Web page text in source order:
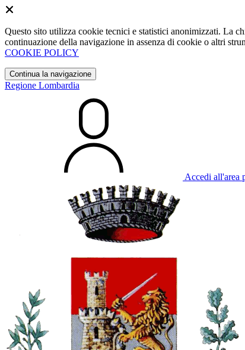
Questo sito utilizza cookie tecnici e statistici anonimizzati. La
continuazione della navigazione in assenza di cookie o altri
COOKIE POLICY
Continua la navigazione
Regione Lombardia
Accedi all'area